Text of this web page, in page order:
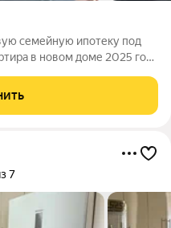
семейную ипотеку под
в новом доме 2025 года
доме! Квартира
7